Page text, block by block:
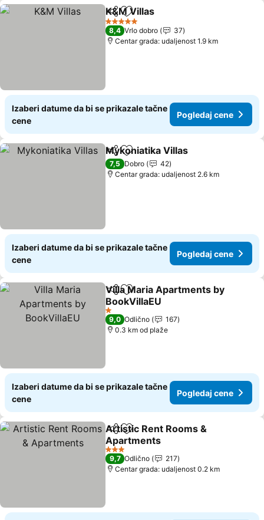
Deli Dodati u favorite
K&M Villas
5 Zvezdice
8,4 Vrlo dobro
37
Centar grada: udaljenost 1.9 km
Izaberi datume da bi se prikazale tačne
cene
Pogledaj cene
Deli Dodati u favorite
Mykoniatika Villas
7,5 Dobro
42
Centar grada: udaljenost 2.6 km
Izaberi datume da bi se prikazale tačne
cene
Pogledaj cene
Deli Dodati u favorite
Villa Maria Apartments by
BookVillaEU
1 Zvezdice
9,0 Odlično
167
0.3 km od plaže
Izaberi datume da bi se prikazale tačne
cene
Pogledaj cene
Deli Dodati u favorite
Artistic Rent Rooms &
Apartments
3 Zvezdice
9,7 Odlično
217
Centar grada: udaljenost 0.2 km